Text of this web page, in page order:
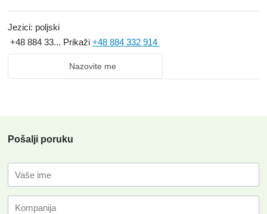
Jezici: poljski
+48 884 33... Prikaži +48 884 332 914
Nazovite me
Pošalji poruku